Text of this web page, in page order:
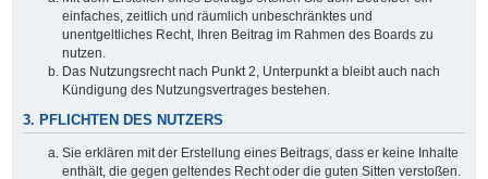
einfaches, zeitlich und räumlich unbeschränktes und
unentgeltliches Recht, Ihren Beitrag im Rahmen des Boards zu
nutzen.
Das Nutzungsrecht nach Punkt 2, Unterpunkt a bleibt auch nach
Kündigung des Nutzungsvertrages bestehen.
3. PFLICHTEN DES NUTZERS
Sie erklären mit der Erstellung eines Beitrags, dass er keine Inhalte
enthält, die gegen geltendes Recht oder die guten Sitten verstoßen.